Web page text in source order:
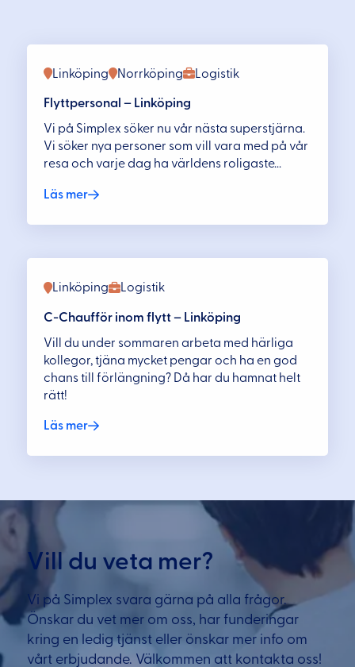
Logistik
Linköping Norrköping
Flyttpersonal – Linköping
Vi på Simplex söker nu vår nästa superstjärna.
Vi söker nya personer som vill vara med på vår
resa och varje dag ha världens roligaste...
Läs mer
Logistik
Linköping
C-Chaufför inom flytt – Linköping
Vill du under sommaren arbeta med härliga
kollegor, tjäna mycket pengar och ha en god
chans till förlängning? Då har du hamnat helt
rätt!
Läs mer
Vill du veta mer?
Vi på Simplex svara gärna på alla frågor.
Önskar du vet mer om oss, har funderingar
kring en ledig tjänst eller önskar mer info om
vårt erbjudande. Välkommen att kontakta oss!